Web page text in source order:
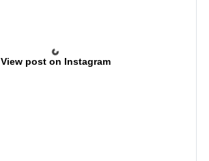
View post on Instagram